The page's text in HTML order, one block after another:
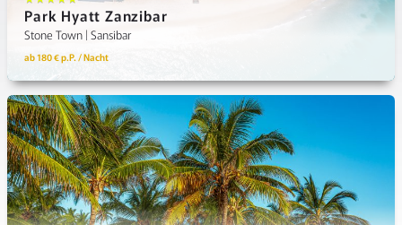
Park Hyatt Zanzibar
Stone Town | Sansibar
ab 180 € p.P. / Nacht